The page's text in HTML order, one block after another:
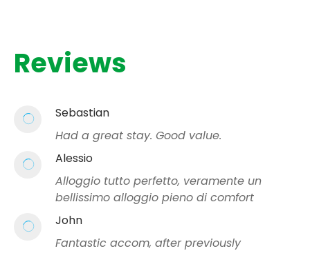
Reviews
Sebastian
Had a great stay. Good value.
Alessio
Alloggio tutto perfetto, veramente un
bellissimo alloggio pieno di comfort
John
Fantastic accom, after previously